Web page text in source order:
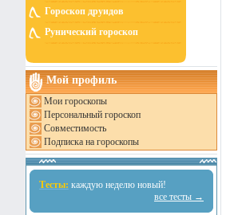
Гороскоп друидов
Рунический гороскоп
Мой профиль
Мои гороскопы
Персональный гороскоп
Совместимость
Подписка на гороскопы
Тесты: каждую неделю новый!
все тесты →